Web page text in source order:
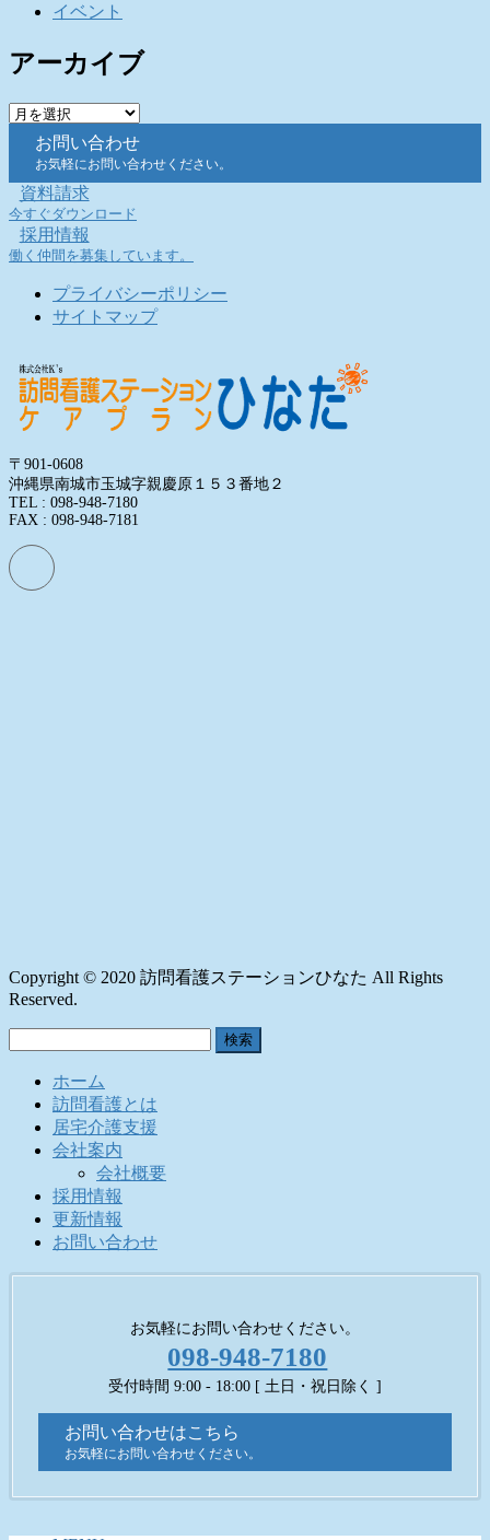
イベント
アーカイブ
ア
イ
ブ
お問い合わせ
お気軽にお問い合わせください。
資料請求
今すぐダウンロード
採用情報
働く仲間を募集しています。
プライバシーポリシー
サイトマップ
〒901-0608
沖縄県南城市玉城字親慶原１５３番地２
TEL : 098-948-7180
FAX : 098-948-7181
Copyright © 2020 訪問看護ステーションひなた All Rights
Reserved.
ホーム
訪問看護とは
居宅介護支援
会社案内
会社概要
採用情報
更新情報
お問い合わせ
お気軽にお問い合わせください。
098-948-7180
受付時間 9:00 - 18:00 [ 土日・祝日除く ]
お問い合わせはこちら
お気軽にお問い合わせください。